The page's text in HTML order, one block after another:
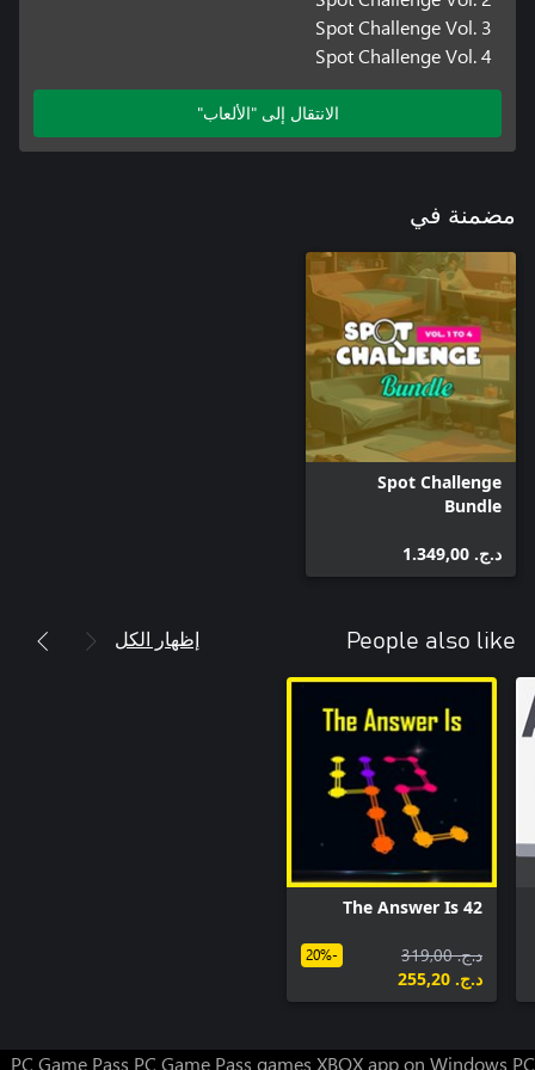
Spot Challenge Vol. 3
Spot Challenge Vol. 4
الانتقال إلى "الألعاب"
مضمنة في
Spot Challenge
Bundle
د.ج.‏ 1.349,00
People also like إظهار الكل
The Answer Is 42
د.ج.‏ 319,00
د.ج.‏ 255,20
-20%
PC Game Pass PC Game Pass games XBOX app on Windows PC